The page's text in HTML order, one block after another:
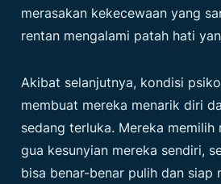
merasakan kekecewaan yang
rentan mengalami patah hati
Akibat selanjutnya, kondisi
membuat mereka menarik diri
sedang terluka. Mereka memilih
gua kesunyian mereka sendiri,
bisa benar-benar pulih dan siap